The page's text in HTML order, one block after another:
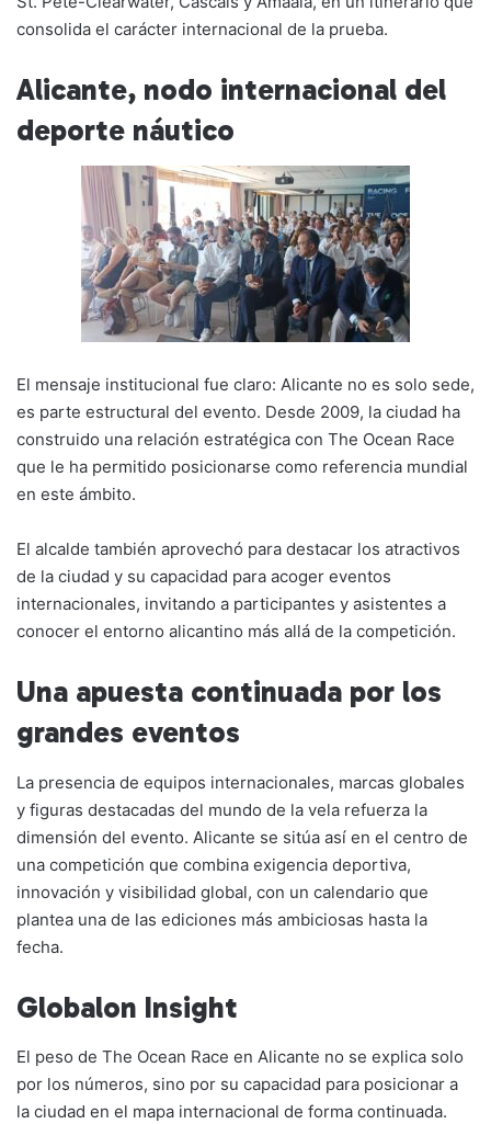
consolida el carácter internacional de la prueba.
Alicante, nodo internacional del
deporte náutico
El mensaje institucional fue claro: Alicante no es solo sede,
es parte estructural del evento. Desde 2009, la ciudad ha
construido una relación estratégica con The Ocean Race
que le ha permitido posicionarse como referencia mundial
en este ámbito.
El alcalde también aprovechó para destacar los atractivos
de la ciudad y su capacidad para acoger eventos
internacionales, invitando a participantes y asistentes a
conocer el entorno alicantino más allá de la competición.
Una apuesta continuada por los
grandes eventos
La presencia de equipos internacionales, marcas globales
y figuras destacadas del mundo de la vela refuerza la
dimensión del evento. Alicante se sitúa así en el centro de
una competición que combina exigencia deportiva,
innovación y visibilidad global, con un calendario que
plantea una de las ediciones más ambiciosas hasta la
fecha.
Globalon Insight
El peso de The Ocean Race en Alicante no se explica solo
por los números, sino por su capacidad para posicionar a
la ciudad en el mapa internacional de forma continuada.